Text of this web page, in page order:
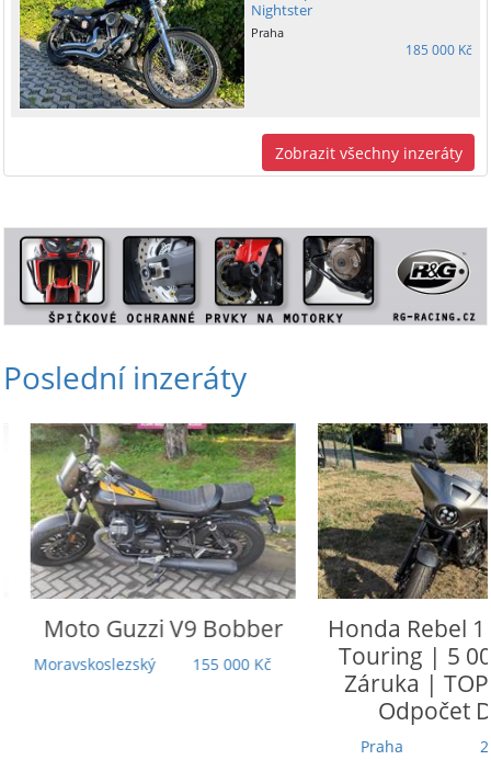
Nightster
Praha
185 000 Kč
Zobrazit všechny inzeráty
Poslední inzeráty
Moto GuzziV9 Bobber
Moravskoslezský 155 000 Kč
HondaRebel
Touring | 5
Záruka | TOP
Odpočet
Praha